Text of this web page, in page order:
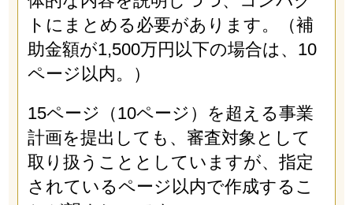
トにまとめる必要があります。（補
助金額が1,500万円以下の場合は、10
ページ以内。）
15ページ（10ページ）を超える事業
計画を提出しても、審査対象として
取り扱うこととしていますが、指定
されているページ以内で作成するこ